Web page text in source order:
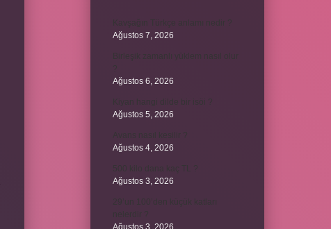
Ağustos 7, 2026
Ağustos 6, 2026
Kiyan hangi dilde bir isöi ?
Ağustos 5, 2026
Ağustos 4, 2026
Ağustos 3, 2026
Ağustos 3, 2026